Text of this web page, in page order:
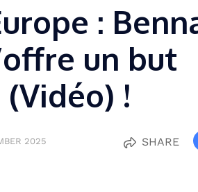
:
un but
!
2025 SHARE